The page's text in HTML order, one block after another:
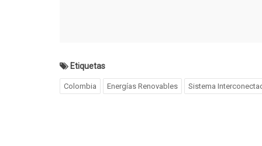
Etiquetas
Colombia Energías Renovables Sistema